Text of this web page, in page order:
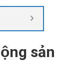
sản